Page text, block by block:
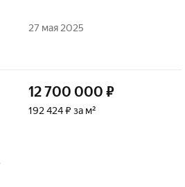
27 мая 2025
12 700 000 ₽
192 424 ₽ за м²